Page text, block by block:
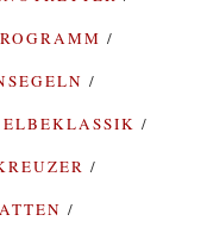
ELBEKLASSIK